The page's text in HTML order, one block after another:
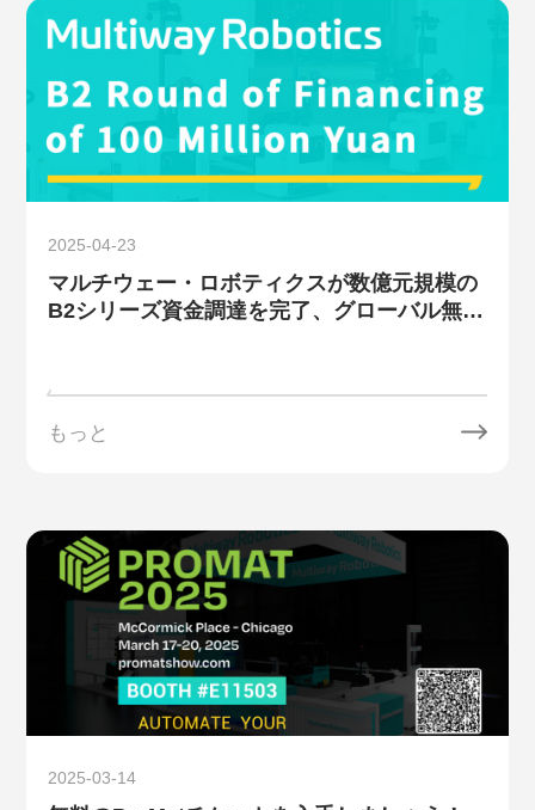
2025-04-23
マルチウェー・ロボティクスが数億元規模の
B2シリーズ資金調達を完了、グローバル無人
もっと
2025-03-14